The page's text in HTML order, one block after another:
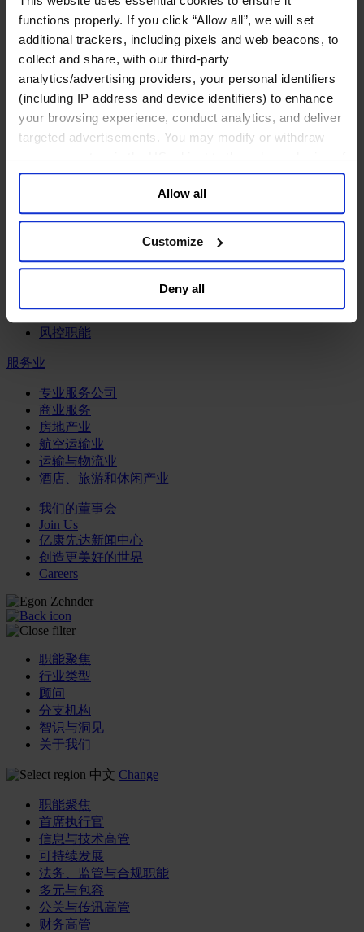
functions properly. If you click “Allow all”, we will set
additional trackers, including pixels and web beacons, to
collect and share, with our third-party
analytics/advertising providers, your personal identifiers
(including IP address and device identifiers) to enhance
your browsing experience, conduct analytics, and deliver
targeted advertisements. You may modify or withdraw
your consent or, in the US, object to the sale or sharing of
your data for targeted advertising, by clicking “Do Not
Sell or Share My Personal Information” in the footer of
the website. You must opt-out of each device and each
browser. For additional information and retention terms
general collection and use of personal information see
Allow all
Customize
Deny all
工业
化工与过程工业咨询团队
机械与工业技术
汽车与交通设备
能源业
金属与矿业
金融服务业
主权财富基金
保险业
投资银行、企业银行与金融市场
私募股权投资行业
财富管理
风控职能
服务业
专业服务公司
商业服务
房地产业
航空运输业
运输与物流业
酒店、旅游和休闲产业
我们的董事会
Join Us
亿康先达新闻中心
创造更美好的世界
Careers
职能聚焦
行业类型
顾问
分支机构
智识与洞见
关于我们
中文 Change
职能聚焦
首席执行官
信息与技术高管
可持续发展
法务、监管与合规职能
多元与包容
公关与传讯高管
财务高管